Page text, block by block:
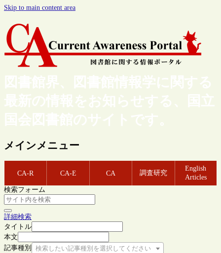
Skip to main content area
図書館界、図書館情報学に関する
最新の情報をお知らせする、国立
国会図書館のサイトです。
メインメニュー
CA-R CA-E CA 調査研究
English
Articles
検索フォーム
詳細検索
タイトル
本文
記事種別
検索したい記事種別を選択してください